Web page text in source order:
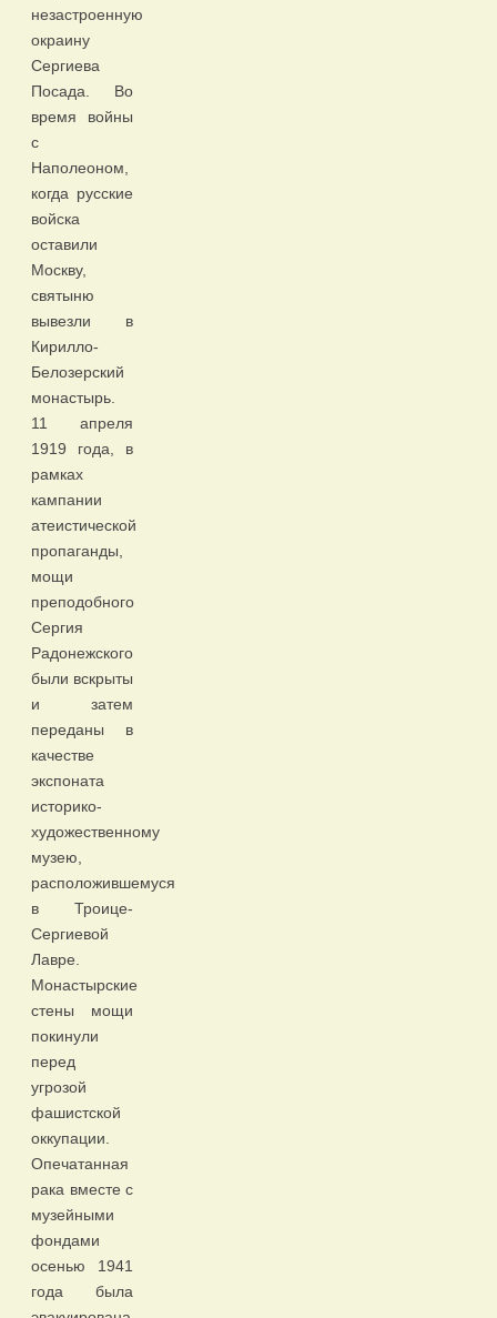
незастроенную
окраину
Сергиева
Посада. Во
время войны
с
Наполеоном,
когда русские
войска
оставили
Москву,
святыню
вывезли в
Кирилло-
Белозерский
монастырь.
11 апреля
1919 года, в
рамках
кампании
атеистической
пропаганды,
мощи
преподобного
Сергия
Радонежского
были вскрыты
и затем
переданы в
качестве
экспоната
историко-
художественному
музею,
расположившемуся
в Троице-
Сергиевой
Лавре.
Монастырские
стены мощи
покинули
перед
угрозой
фашистской
оккупации.
Опечатанная
рака вместе с
музейными
фондами
осенью 1941
года была